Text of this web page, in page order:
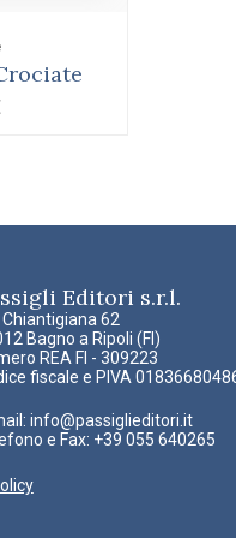
Editori s.r.l.
Chiantigiana 62
Bagno a Ripoli (FI)
REA FI - 309223
fiscale e PIVA
info@passiglieditori.it
e Fax: +39 055 640265